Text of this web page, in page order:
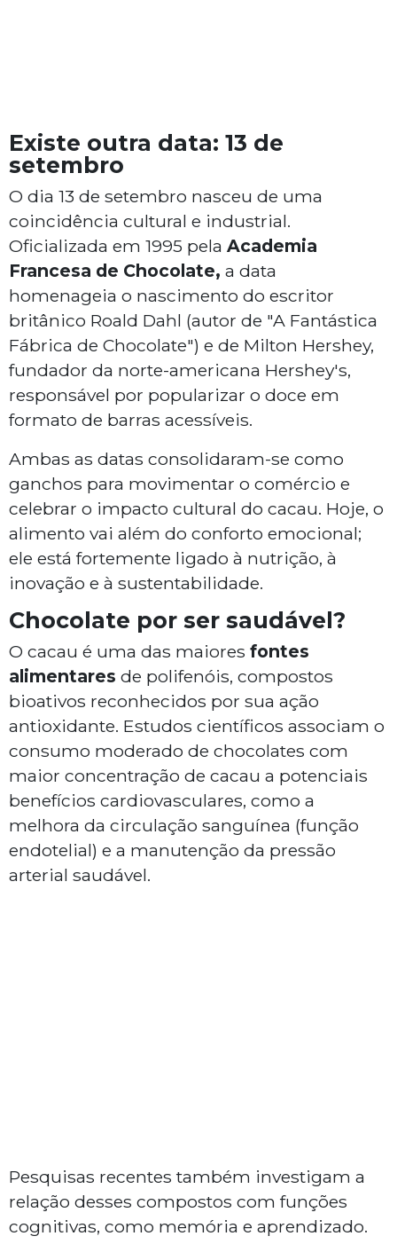
Existe outra data: 13 de
setembro
O dia 13 de setembro nasceu de uma
coincidência cultural e industrial.
Oficializada em 1995 pela Academia
Francesa de Chocolate, a data
homenageia o nascimento do escritor
britânico Roald Dahl (autor de "A Fantástica
Fábrica de Chocolate") e de Milton Hershey,
fundador da norte-americana Hershey's,
responsável por popularizar o doce em
formato de barras acessíveis.
Ambas as datas consolidaram-se como
ganchos para movimentar o comércio e
celebrar o impacto cultural do cacau. Hoje, o
alimento vai além do conforto emocional;
ele está fortemente ligado à nutrição, à
inovação e à sustentabilidade.
Chocolate por ser saudável?
O cacau é uma das maiores fontes
alimentares de polifenóis, compostos
bioativos reconhecidos por sua ação
antioxidante. Estudos científicos associam o
consumo moderado de chocolates com
maior concentração de cacau a potenciais
benefícios cardiovasculares, como a
melhora da circulação sanguínea (função
endotelial) e a manutenção da pressão
arterial saudável.
Pesquisas recentes também investigam a
relação desses compostos com funções
cognitivas, como memória e aprendizado.